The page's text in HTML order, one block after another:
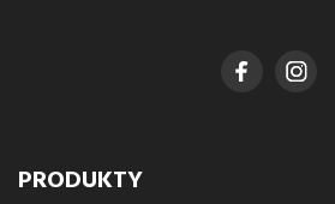
PRODUKTY